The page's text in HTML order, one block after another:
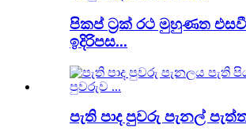
පිකප් ට්‍රක් රථ මුහුණත
ඉදිරිපස...
පැති පාද පුවරු පැනල්